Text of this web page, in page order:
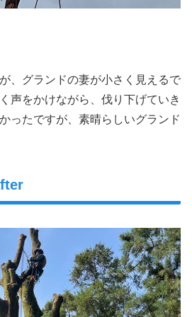
、グランドの妻が小さく見えるで
声をかけながら、伐り下げていき
ったですが、素晴らしいグランド